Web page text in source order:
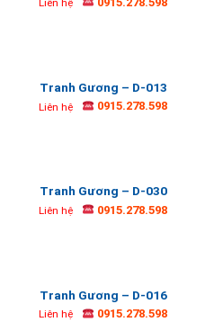
Liên hệ
Tranh Gương – D-013
Liên hệ 0915.278.598
Tranh Gương – D-030
Liên hệ 0915.278.598
Tranh Gương – D-016
Liên hệ 0915.278.598